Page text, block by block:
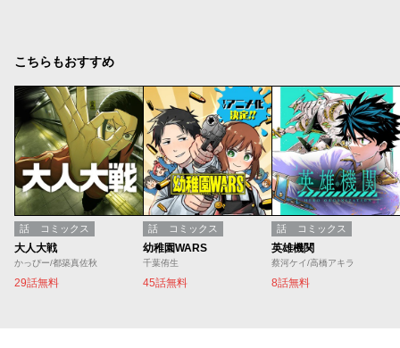
こちらもおすすめ
話 コミックス
大人大戦
かっぴー/都築真佐秋
29話無料
話 コミックス
幼稚園WARS
千葉侑生
45話無料
話 コミックス
英雄機関
蔡河ケイ/高橋アキラ
8話無料